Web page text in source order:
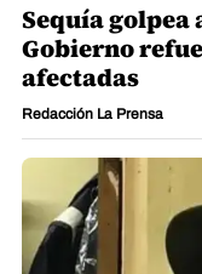
Sequía golpea
Gobierno
afectadas
Redacción La Prensa